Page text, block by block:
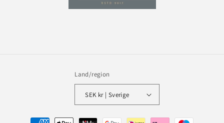
Land/region
SEK kr | Sverige
Betalingsmetoder